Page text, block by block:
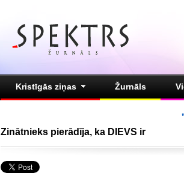
Kristīgās ziņas Žurnāls
Zinātnieks pierādīja, ka DIEVS ir